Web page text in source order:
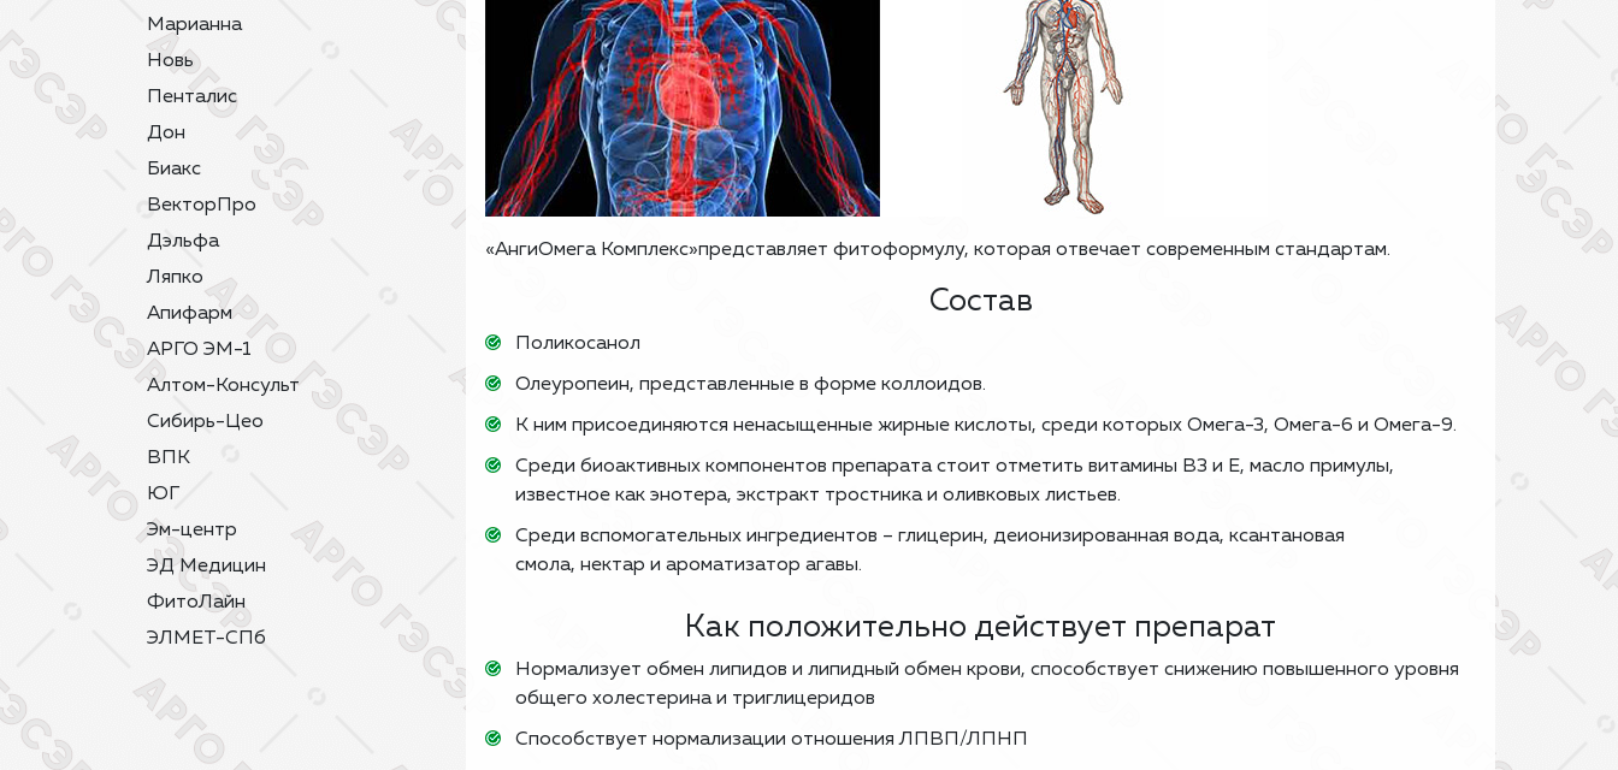
Марианна
Новь
Пенталис
Дон
Биакс
ВекторПро
Дэльфа
Ляпко
Апифарм
АРГО ЭМ-1
Алтом-Консульт
Сибирь-Цео
ВПК
ЮГ
Эм-центр
ЭД Медицин
ФитоЛайн
ЭЛМЕТ-СПб
«АнгиОмега Комплекс»представляет фитоформулу, которая отвечает современным стандартам.
Состав
Поликосанол
Олеуропеин, представленные в форме коллоидов.
К ним присоединяются ненасыщенные жирные кислоты, среди которых Омега-3, Омега-6 и Омега-9.
Среди биоактивных компонентов препарата стоит отметить витамины В3 и Е, масло примулы,
известное как энотера, экстракт тростника и оливковых листьев.
Среди вспомогательных ингредиентов – глицерин, деионизированная вода, ксантановая
смола, нектар и ароматизатор агавы.
Как положительно действует препарат
Нормализует обмен липидов и липидный обмен крови, способствует снижению повышенного уровня
общего холестерина и триглицеридов
Способствует нормализации отношения ЛПВП/ЛПНП